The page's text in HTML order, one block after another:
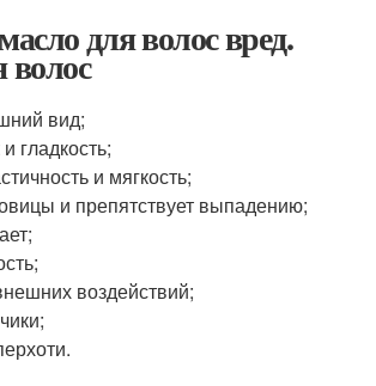
для волос вред.
волос
вид;
гладкость;
и мягкость;
и препятствует выпадению;
воздействий;